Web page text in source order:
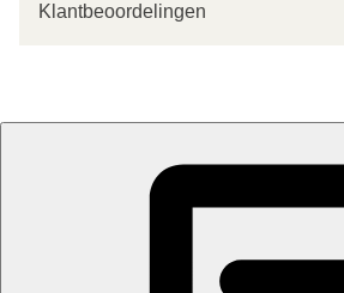
Klantbeoordelingen